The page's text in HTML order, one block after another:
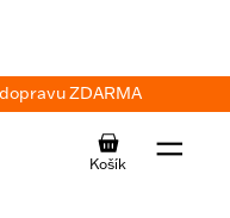
ZDARMA
NÁKUPNÍ
KOŠÍK